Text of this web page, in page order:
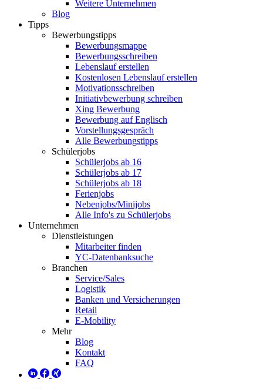
Weitere Unternehmen
Blog
Tipps
Bewerbungstipps
Bewerbungsmappe
Bewerbungsschreiben
Lebenslauf erstellen
Kostenlosen Lebenslauf erstellen
Motivationsschreiben
Initiativbewerbung schreiben
Xing Bewerbung
Bewerbung auf Englisch
Vorstellungsgespräch
Alle Bewerbungstipps
Schülerjobs
Schülerjobs ab 16
Schülerjobs ab 17
Schülerjobs ab 18
Ferienjobs
Nebenjobs/Minijobs
Alle Info's zu Schülerjobs
Unternehmen
Dienstleistungen
Mitarbeiter finden
YC-Datenbanksuche
Branchen
Service/Sales
Logistik
Banken und Versicherungen
Retail
E-Mobility
Mehr
Blog
Kontakt
FAQ